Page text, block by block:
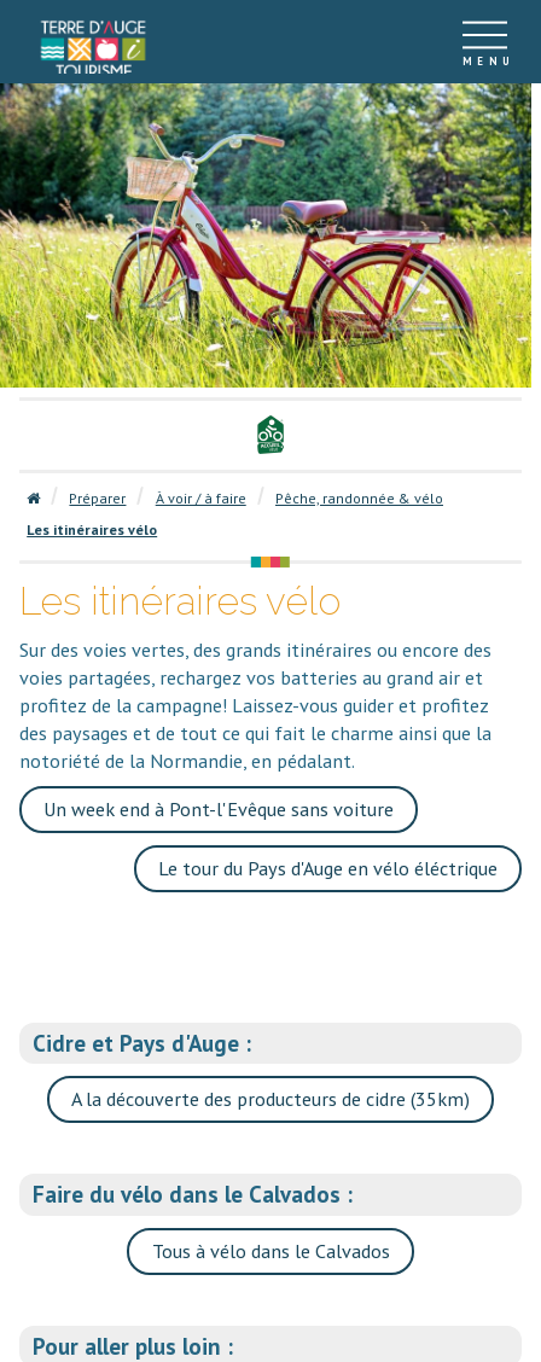
Préparer À voir / à faire
Pêche, randonnée & vélo
Les itinéraires vélo
Les itinéraires vélo
Sur des voies vertes, des grands itinéraires ou encore des
voies partagées, rechargez vos batteries au grand air et
profitez de la campagne! Laissez-vous guider et profitez
des paysages et de tout ce qui fait le charme ainsi que la
notoriété de la Normandie, en pédalant.
Un week end à Pont-l'Evêque sans voiture
Le tour du Pays d'Auge en vélo éléctrique
Cidre et Pays d'Auge :
A la découverte des producteurs de cidre (35km)
Faire du vélo dans le Calvados :
Tous à vélo dans le Calvados
Pour aller plus loin :